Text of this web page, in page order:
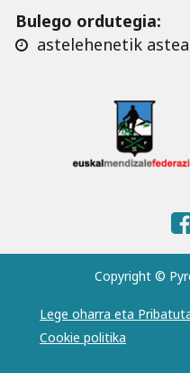
Bulego ordutegia:
astelehenetik
Copyright ©
Lege oharra eta
Cookie politika